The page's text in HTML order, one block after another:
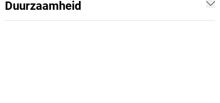
Duurzaamheid